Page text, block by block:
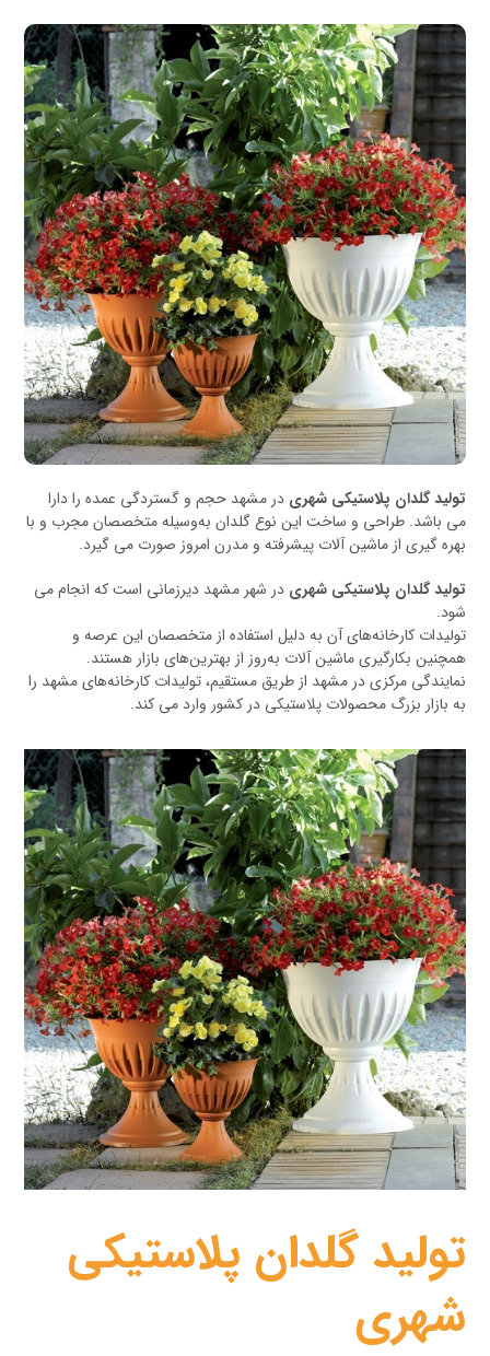
تولید گلدان پلاستیکی شهری در مشهد حجم و گستردگی عمده را دارا
می باشد. طراحی و ساخت این نوع گلدان به‌وسیله متخصصان مجرب و با
بهره گیری از ماشین آلات پیشرفته و مدرن امروز صورت می گیرد.
تولید گلدان پلاستیکی شهری در شهر مشهد دیرزمانی است که انجام می
شود.
تولیدات کارخانه‌های آن به دلیل استفاده از متخصصان این عرصه و
همچنین بکارگیری ماشین آلات به‌روز از بهترین‌های بازار هستند.
نمایندگی مرکزی در مشهد از طریق مستقیم، تولیدات کارخانه‌های مشهد را
به بازار بزرگ محصولات پلاستیکی در کشور وارد می کند.
تولید گلدان پلاستیکی
شهری